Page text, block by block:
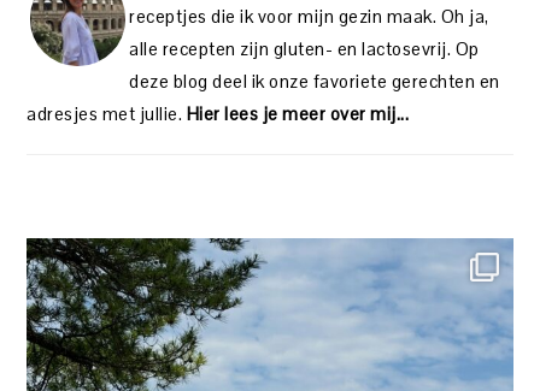
receptjes die ik voor mijn gezin maak. Oh ja,
alle recepten zijn gluten- en lactosevrij. Op
deze blog deel ik onze favoriete gerechten en
adresjes met jullie. Hier lees je meer over mij...